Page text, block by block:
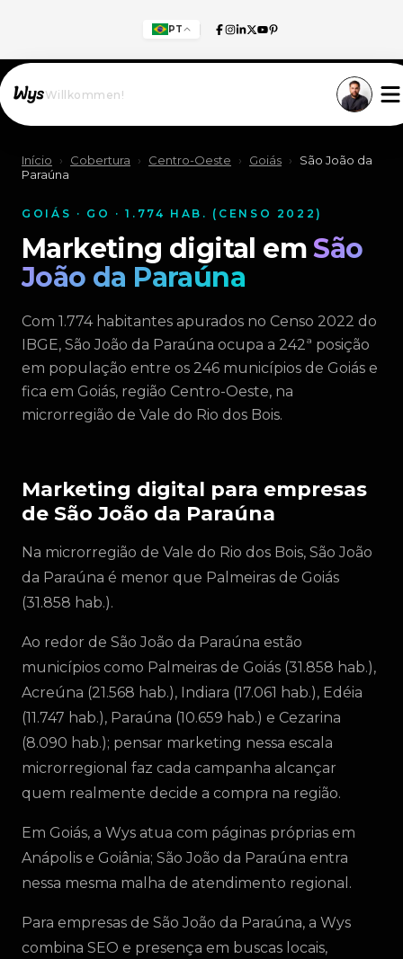
PT
Willkommen!
Início › Cobertura › Centro-Oeste › Goiás ›
São João da
Paraúna
GOIÁS · GO · 1.774 HAB. (CENSO 2022)
Marketing digital emSão
João da Paraúna
Com 1.774 habitantes apurados no Censo 2022 do
IBGE, São João da Paraúna ocupa a 242ª posição
em população entre os 246 municípios de Goiás e
fica em Goiás, região Centro-Oeste, na
microrregião de Vale do Rio dos Bois.
Marketing digital para empresas
de São João da Paraúna
Na microrregião de Vale do Rio dos Bois, São João
da Paraúna é menor que Palmeiras de Goiás
(31.858 hab.).
Ao redor de São João da Paraúna estão
municípios como Palmeiras de Goiás (31.858 hab.),
Acreúna (21.568 hab.), Indiara (17.061 hab.), Edéia
(11.747 hab.), Paraúna (10.659 hab.) e Cezarina
(8.090 hab.); pensar marketing nessa escala
microrregional faz cada campanha alcançar
quem realmente decide a compra na região.
Em Goiás, a Wys atua com páginas próprias em
Anápolis e Goiânia; São João da Paraúna entra
nessa mesma malha de atendimento regional.
Para empresas de São João da Paraúna, a Wys
combina SEO e presença em buscas locais,